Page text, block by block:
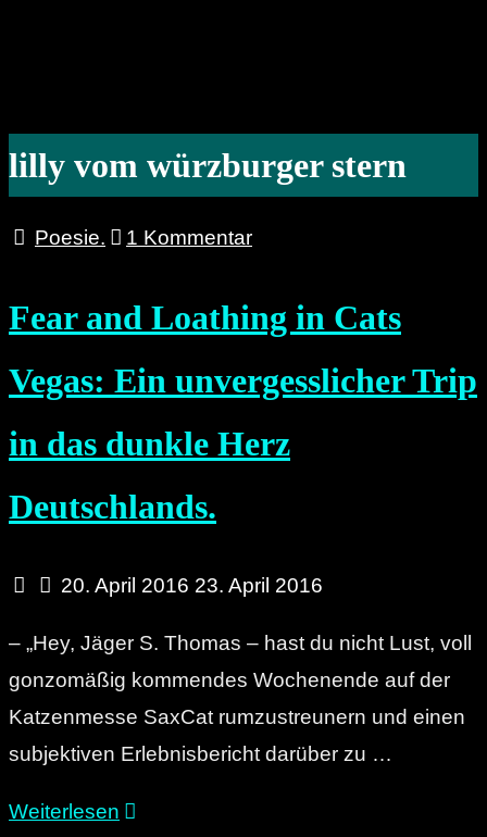
lilly vom würzburger stern
Poesie. 1 Kommentar
Fear and Loathing in Cats
Vegas: Ein unvergesslicher Trip
in das dunkle Herz
Deutschlands.
20. April 2016 23. April 2016
– „Hey, Jäger S. Thomas – hast du nicht Lust, voll
gonzomäßig kommendes Wochenende auf der
Katzenmesse SaxCat rumzustreunern und einen
subjektiven Erlebnisbericht darüber zu …
Weiterlesen